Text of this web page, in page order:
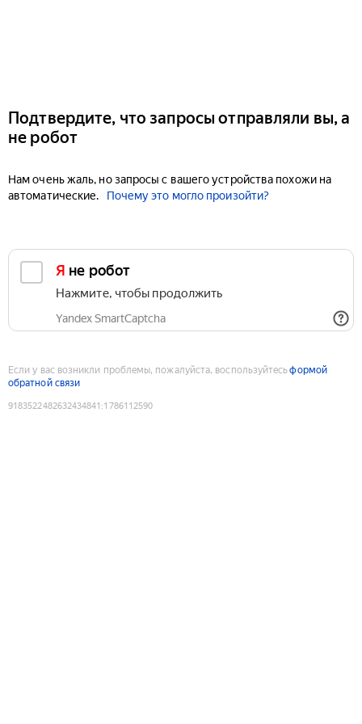
Подтвердите, что запросы отправляли вы, а
не робот
Нам очень жаль, но запросы с вашего устройства похожи на
автоматические.
Почему это могло произойти?
Я не робот
Нажмите, чтобы продолжить
Yandex SmartCaptcha
Если у вас возникли проблемы, пожалуйста, воспользуйтесьформой
обратной связи
9183522482632434841 :1786112590